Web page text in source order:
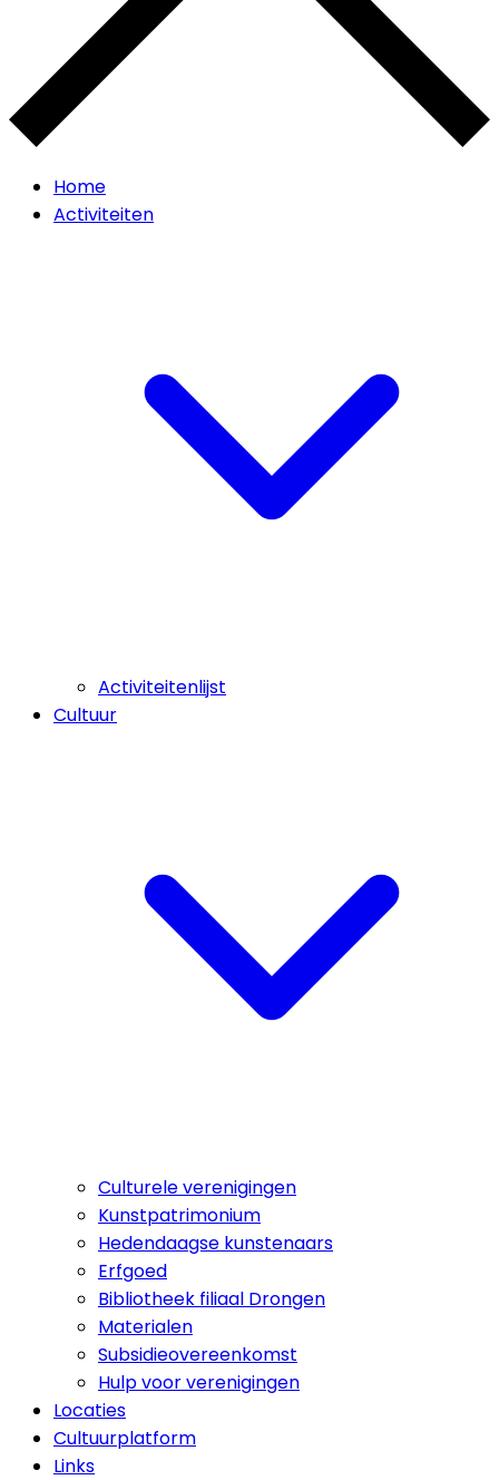
Home
Activiteiten
Activiteitenlijst
Cultuur
Culturele verenigingen
Kunstpatrimonium
Hedendaagse kunstenaars
Erfgoed
Bibliotheek filiaal Drongen
Materialen
Subsidieovereenkomst
Hulp voor verenigingen
Locaties
Cultuurplatform
Links